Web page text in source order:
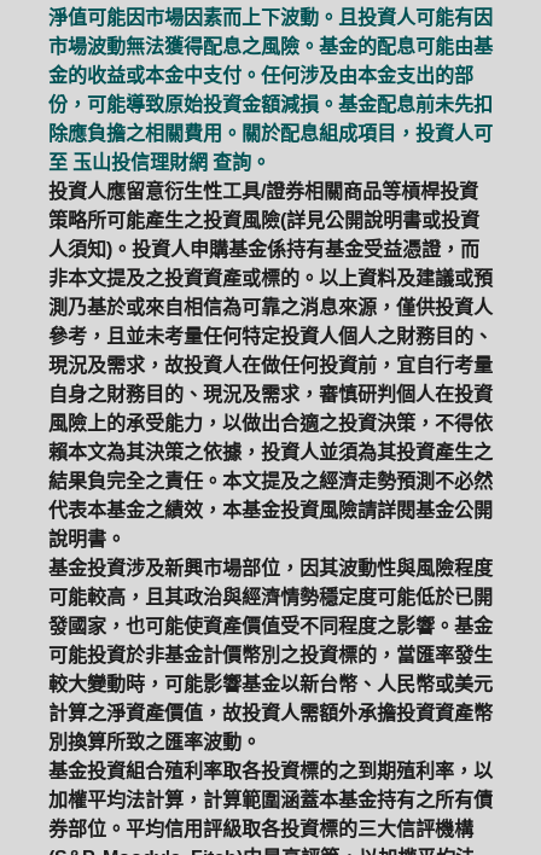
淨值可能因市場因素而上下波動。且投資人可能有因
市場波動無法獲得配息之風險。基金的配息可能由基
金的收益或本金中支付。任何涉及由本金支出的部
份，可能導致原始投資金額減損。基金配息前未先扣
除應負擔之相關費用。關於配息組成項目，投資人可
至 玉山投信理財網 查詢。
投資人應留意衍生性工具/證券相關商品等槓桿投資
策略所可能產生之投資風險(詳見公開說明書或投資
人須知)。投資人申購基金係持有基金受益憑證，而
非本文提及之投資資產或標的。以上資料及建議或預
測乃基於或來自相信為可靠之消息來源，僅供投資人
參考，且並未考量任何特定投資人個人之財務目的、
現況及需求，故投資人在做任何投資前，宜自行考量
自身之財務目的、現況及需求，審慎研判個人在投資
風險上的承受能力，以做出合適之投資決策，不得依
賴本文為其決策之依據，投資人並須為其投資產生之
結果負完全之責任。本文提及之經濟走勢預測不必然
代表本基金之績效，本基金投資風險請詳閱基金公開
說明書。
基金投資涉及新興市場部位，因其波動性與風險程度
可能較高，且其政治與經濟情勢穩定度可能低於已開
發國家，也可能使資產價值受不同程度之影響。基金
可能投資於非基金計價幣別之投資標的，當匯率發生
較大變動時，可能影響基金以新台幣、人民幣或美元
計算之淨資產價值，故投資人需額外承擔投資資產幣
別換算所致之匯率波動。
基金投資組合殖利率取各投資標的之到期殖利率，以
加權平均法計算，計算範圍涵蓋本基金持有之所有債
券部位。平均信用評級取各投資標的三大信評機構